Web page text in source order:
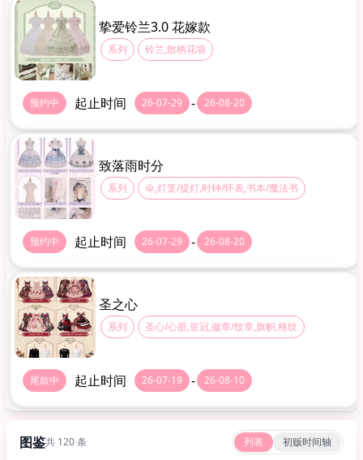
挚爱铃兰3.0 花嫁款
系列 铃兰,散柄花墙
预约中 起止时间 26-07-29 - 26-08-20
致落雨时分
系列 伞,灯笼/提灯,时钟/怀表,书本/魔法书
预约中 起止时间 26-07-29 - 26-08-20
圣之心
系列 圣心/心脏,皇冠,徽章/纹章,旗帜,格纹
尾款中 起止时间 26-07-19 - 26-08-10
图鉴共 120 条 列表 初贩时间轴